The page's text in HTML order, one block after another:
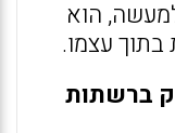
הוא
עצמו.
ברשתות